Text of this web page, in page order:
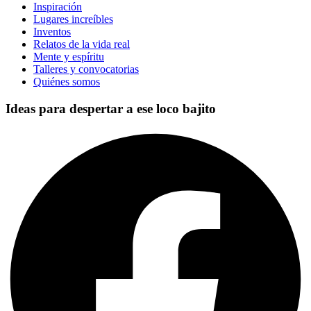
Inspiración
Lugares increíbles
Inventos
Relatos de la vida real
Mente y espíritu
Talleres y convocatorias
Quiénes somos
Ideas para despertar a ese loco bajito